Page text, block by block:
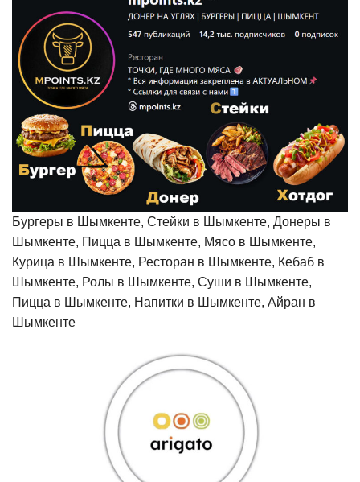
Бургеры в Шымкенте, Стейки в Шымкенте, Донеры в
Шымкенте, Пицца в Шымкенте, Мясо в Шымкенте,
Курица в Шымкенте, Ресторан в Шымкенте, Кебаб в
Шымкенте, Ролы в Шымкенте, Суши в Шымкенте,
Пицца в Шымкенте, Напитки в Шымкенте, Айран в
Шымкенте